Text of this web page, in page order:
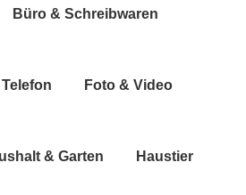
Büro & Schreibwaren
Foto & Video
& Garten Haus­tier